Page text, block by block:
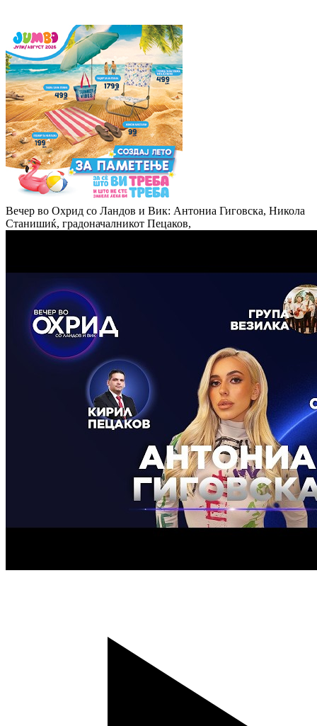
Вечер во Охрид со Ландов и Вик: Антониа Гиговска, Никола
Станишиќ, градоначалникот Пецаков,